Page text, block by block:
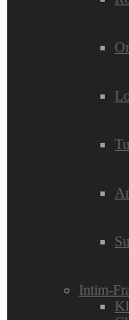
Intim-